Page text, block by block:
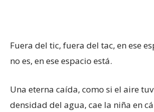
Fuera del tic, fuera del tac, en ese
no es, en ese espacio está.
Una eterna caída, como si el aire
densidad del agua, cae la niña en